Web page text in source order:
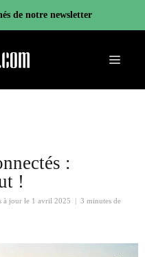
de notre newsletter
Menu
:
!
à jour le 1 avril 2025
3 minutes de